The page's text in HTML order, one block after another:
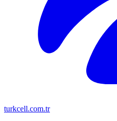
turkcell.com.tr